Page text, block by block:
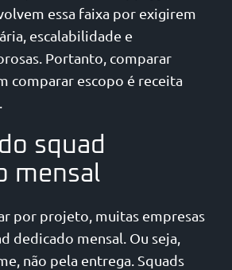
essa faixa por exigirem
escalabilidade e
Portanto, comparar
comparar escopo é receita
squad
mensal
por projeto, muitas empresas
dedicado mensal. Ou seja,
não pela entrega. Squads